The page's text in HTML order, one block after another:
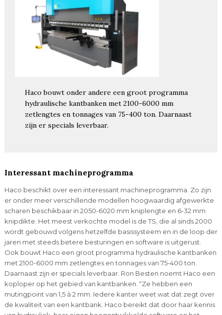
Haco bouwt onder andere een groot programma
hydraulische kantbanken met 2100-6000 mm
zetlengtes en tonnages van 75-400 ton. Daarnaast
zijn er specials leverbaar.
Interessant machineprogramma
Haco beschikt over een interessant machineprogramma. Zo zijn
er onder meer verschillende modellen hoogwaardig afgewerkte
scharen beschikbaar in 2050-6020 mm kniplengte en 6-32 mm
knipdikte. Het meest verkochte model is de TS, die al sinds 2000
wordt gebouwd volgens hetzelfde basissysteem en in de loop der
jaren met steeds betere besturingen en software is uitgerust.
Ook bouwt Haco een groot programma hydraulische kantbanken
met 2100-6000 mm zetlengtes en tonnages van 75-400 ton.
Daarnaast zijn er specials leverbaar. Ron Besten noemt Haco een
koploper op het gebied van kantbanken. “Ze hebben een
mutingpoint van 1,5 à 2 mm. Iedere kanter weet wat dat zegt over
de kwaliteit van een kantbank. Haco bereikt dat door haar kennis